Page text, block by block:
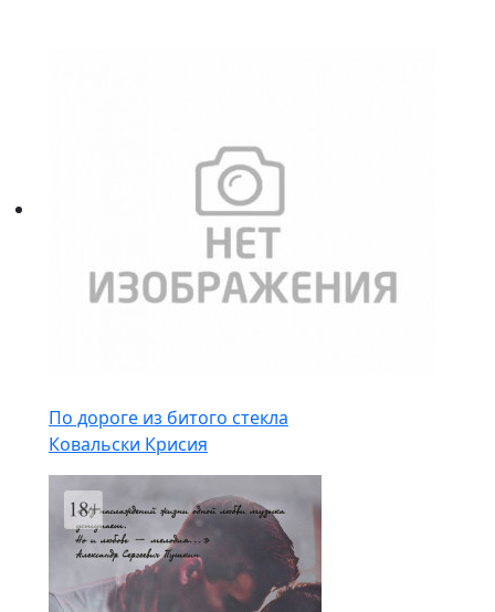
По дороге из битого стекла
Ковальски Крисия